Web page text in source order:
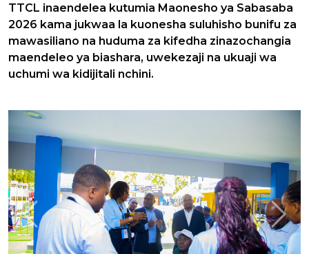
TTCL inaendelea kutumia Maonesho ya Sabasaba
2026 kama jukwaa la kuonesha suluhisho bunifu za
mawasiliano na huduma za kifedha zinazochangia
maendeleo ya biashara, uwekezaji na ukuaji wa
uchumi wa kidijitali nchini.
Previous Next